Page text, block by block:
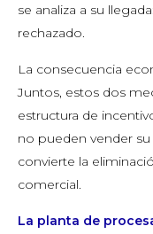
se analiza a su
rechazado.
La consecuencia
Juntos, estos dos
estructura de
no pueden vender
convierte la
comercial.
La planta de